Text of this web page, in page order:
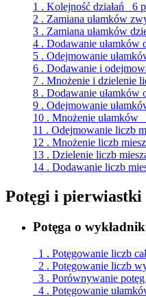
1 . Kolejność działań
6
2 . Zamiana ułamków
3 . Zamiana ułamków
4 . Dodawanie ułamków
5 . Odejmowanie
6 . Dodawanie i
7 . Mnożenie i dzielenie
8 . Dodawanie ułamków
9 . Odejmowanie
10 . Mnożenie ułamków
11 . Odejmowanie liczb
12 . Mnożenie liczb
13 . Dzielenie liczb
14 . Dodawanie liczb
Potęgi i pierwiastki
Potęga o
1 . Potęgowanie liczb
2 . Potęgowanie liczb
3 . Porównywanie potęg
4 . Potęgowanie